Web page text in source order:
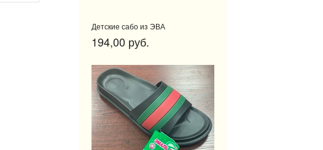
Детские сабо из ЭВА
194,00 руб.